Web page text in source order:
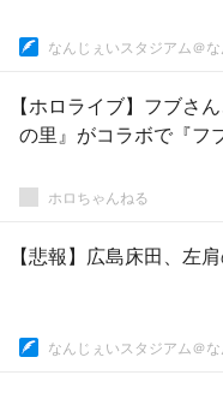
なんじぇいスタジアム＠
【ホロライブ】フブさ
の里』がコラボで『フ
ホロちゃんねる
【悲報】広島床田、左
なんじぇいスタジアム＠